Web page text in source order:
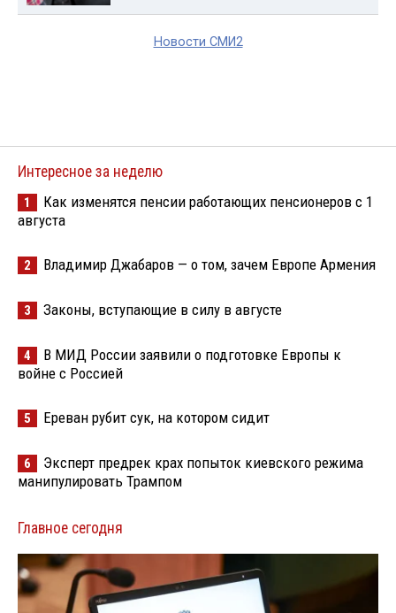
Новости СМИ2
Интересное за неделю
1
Как изменятся пенсии работающих пенсионеров с 1
августа
2 Владимир Джабаров — о том, зачем Европе Армения
3 Законы, вступающие в силу в августе
4
В МИД России заявили о подготовке Европы к
войне с Россией
5 Ереван рубит сук, на котором сидит
6
Эксперт предрек крах попыток киевского режима
манипулировать Трампом
Главное сегодня